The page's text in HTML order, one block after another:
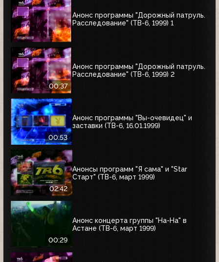
Анонс программы "Дорожный патруль.
Расследование" (ТВ-6, 1999) 1
00:37
Анонс программы "Дорожный патруль.
Расследование" (ТВ-6, 1999) 2
00:53
Анонс программы "Вы-очевидец" и
заставки (ТВ-6, 16.01.1999)
02:42
Анонсы программ "Я сама" и "Star
Старт" (ТВ-6, март 1999)
00:29
Анонс концерта группы "На-На" в
Астане (ТВ-6, март 1999)